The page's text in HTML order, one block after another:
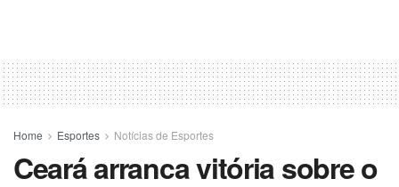
Home Esportes Notícias de Esportes
Ceará arranca vitória sobre o